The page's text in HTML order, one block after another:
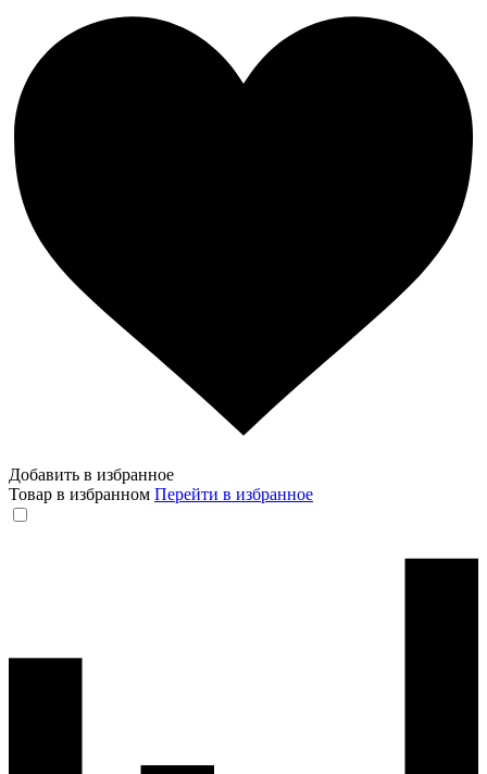
Добавить в избранное
Товар в избранном Перейти в избранное